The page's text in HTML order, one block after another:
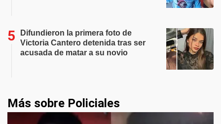
Difundieron la primera foto de
Victoria Cantero detenida tras ser
acusada de matar a su novio
Más sobre Policiales